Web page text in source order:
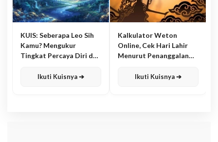
KUIS: Seberapa Leo Sih
Kamu? Mengukur
Tingkat Percaya Diri dan
Ikuti Kuisnya ➔
Kalkulator Weton
Online, Cek Hari Lahir
Menurut Penanggalan
Ikuti Kuisnya ➔